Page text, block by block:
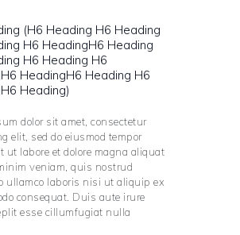
(H6 Heading H6 Heading
H6 HeadingH6 Heading
H6 Heading H6
HeadingH6 Heading H6
Heading)
dolor sit amet, consectetur
elit, sed do eiusmod tempor
ut labore et dolore magna aliquat
veniam, quis nostrud
ullamco laboris nisi ut aliquip ex
consequat. Duis aute irure
esse cillumfugiat nulla